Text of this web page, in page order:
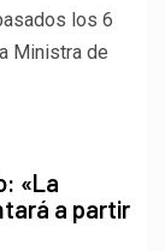
los 6
Ministra de
«La
a partir